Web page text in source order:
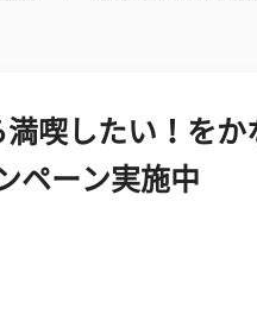
喫したい！をか
ペーン実施中